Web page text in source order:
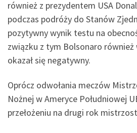
również z prezydentem USA
podczas podróży do Stanów
pozytywny wynik testu na
związku z tym Bolsonaro
okazał się negatywny.
Oprócz odwołania meczów
Nożnej w Ameryce Południowej
przełożeniu na drugi rok